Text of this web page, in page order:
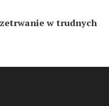
w trudnych